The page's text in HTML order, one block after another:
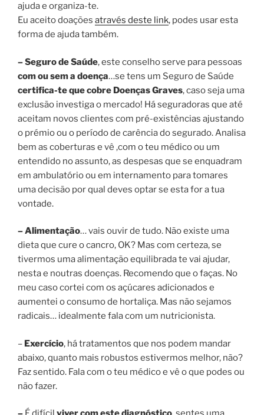
ajuda e organiza-te.
Eu aceito doações através deste link, podes usar esta
forma de ajuda também.
– Seguro de Saúde, este conselho serve para pessoas
com ou sem a doença…se tens um Seguro de Saúde
certifica-te que cobre Doenças Graves, caso seja uma
exclusão investiga o mercado! Há seguradoras que até
aceitam novos clientes com pré-existências ajustando
o prémio ou o período de carência do segurado. Analisa
bem as coberturas e vê ,com o teu médico ou um
entendido no assunto, as despesas que se enquadram
em ambulatório ou em internamento para tomares
uma decisão por qual deves optar se esta for a tua
vontade.
–Alimentação… vais ouvir de tudo. Não existe uma
dieta que cure o cancro, OK? Mas com certeza, se
tivermos uma alimentação equilibrada te vai ajudar,
nesta e noutras doenças. Recomendo que o faças. No
meu caso cortei com os açúcares adicionados e
aumentei o consumo de hortaliça. Mas não sejamos
radicais… idealmente fala com um nutricionista.
– Exercício, há tratamentos que nos podem mandar
abaixo, quanto mais robustos estivermos melhor, não?
Faz sentido. Fala com o teu médico e vê o que podes ou
não fazer.